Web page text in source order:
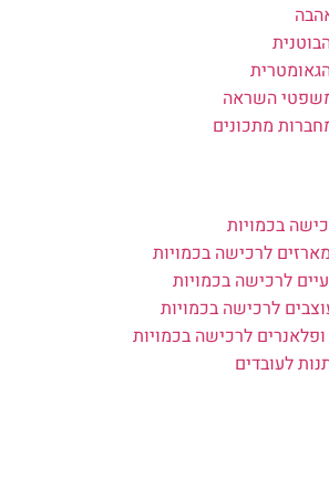
השראה
מתכונים
בכמויות
לרכישה בכמויות
לרכישה בכמויות
לרכישה בכמויות
לרכישה בכמויות
לעובדים